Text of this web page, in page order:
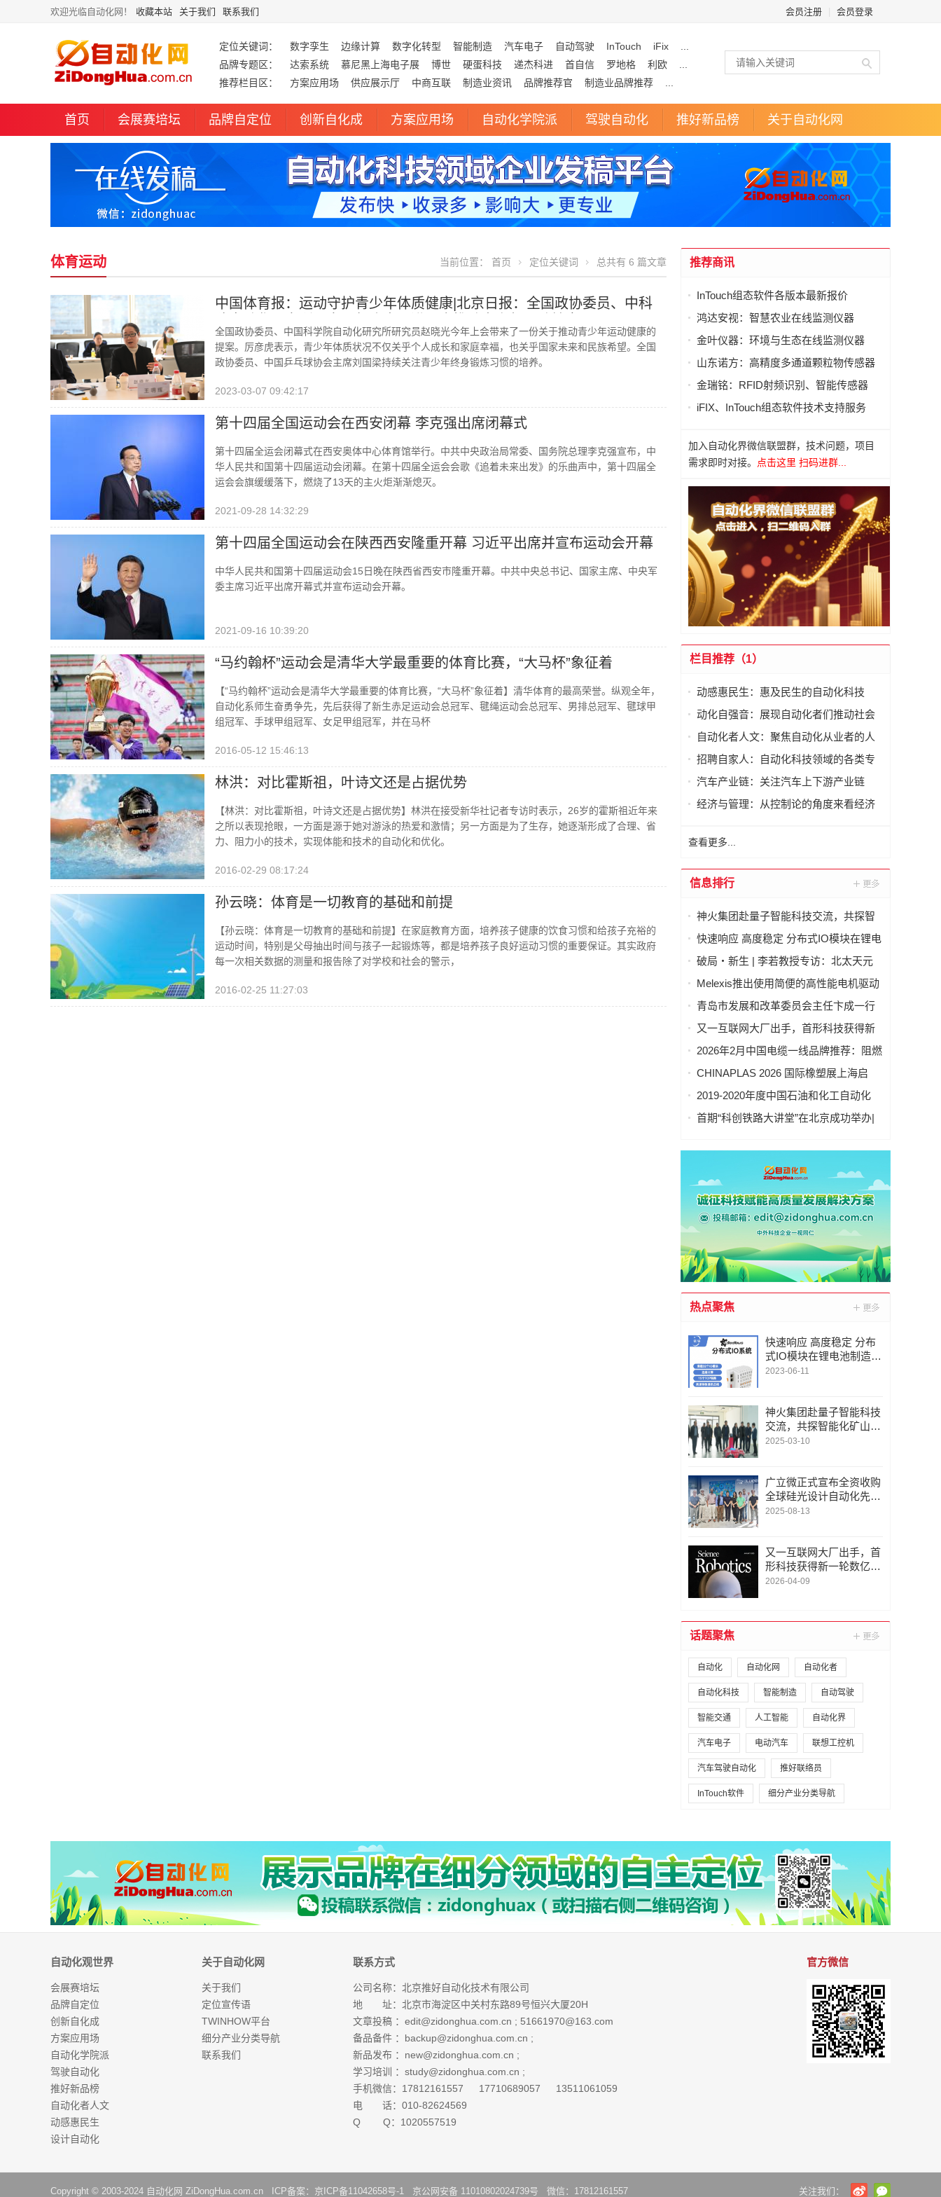
欢迎光临自动化网！ 收藏本站 关于我们 联系我们 会员注册 会员登录
定位关键词： 数字孪生 边缘计算 数字化转型 智能制造 汽车电子 自动驾驶 InTouch iFix
品牌专题区：
达索系统 慕尼黑上海电子展 博世 硬蛋科技 递杰科进 首自信 罗地格 利欧
推荐栏目区：
方案应用场 供应展示厅 中商互联 制造业资讯 品牌推荐官 制造业品牌推荐
首页 会展赛培坛 品牌自定位 创新自化成 方案应用场 自动化学院派 驾驶自动化 推好新品榜 关于自动化网
体育运动 当前位置： 首页 定位关键词 总共有 6 篇文章
中国体育报：运动守护青少年体质健康|北京日报：全国政协委员、中科
全国政协委员、中国科学院自动化研究所研究员赵晓光今年上会带来了一份关于推动青少年运动健康的
提案。厉彦虎表示，青少年体质状况不仅关乎个人成长和家庭幸福，也关乎国家未来和民族希望。全国
政协委员、中国乒乓球协会主席刘国梁持续关注青少年终身锻炼习惯的培养。
2023-03-07 09:42:17
第十四届全国运动会在西安闭幕 李克强出席闭幕式
第十四届全运会闭幕式在西安奥体中心体育馆举行。中共中央政治局常委、国务院总理李克强宣布，中
华人民共和国第十四届运动会闭幕。在第十四届全运会会歌《追着未来出发》的乐曲声中，第十四届全
运会会旗缓缓落下，燃烧了13天的主火炬渐渐熄灭。
2021-09-28 14:32:29
第十四届全国运动会在陕西西安隆重开幕 习近平出席并宣布运动会开幕
中华人民共和国第十四届运动会15日晚在陕西省西安市隆重开幕。中共中央总书记、国家主席、中央军
委主席习近平出席开幕式并宣布运动会开幕。
2021-09-16 10:39:20
“马约翰杯”运动会是清华大学最重要的体育比赛，“大马杯”象征着
【“马约翰杯”运动会是清华大学最重要的体育比赛，“大马杯”象征着】清华体育的最高荣誉。纵观全年，
自动化系师生奋勇争先，先后获得了新生赤足运动会总冠军、毽绳运动会总冠军、男排总冠军、毽球甲
组冠军、手球甲组冠军、女足甲组冠军，并在马杯
2016-05-12 15:46:13
林洪：对比霍斯祖，叶诗文还是占据优势
【林洪：对比霍斯祖，叶诗文还是占据优势】林洪在接受新华社记者专访时表示，26岁的霍斯祖近年来
之所以表现抢眼，一方面是源于她对游泳的热爱和激情；另一方面是为了生存，她逐渐形成了合理、省
力、阻力小的技术，实现体能和技术的自动化和优化。
2016-02-29 08:17:24
孙云晓：体育是一切教育的基础和前提
【孙云晓：体育是一切教育的基础和前提】在家庭教育方面，培养孩子健康的饮食习惯和给孩子充裕的
运动时间，特别是父母抽出时间与孩子一起锻炼等，都是培养孩子良好运动习惯的重要保证。其实政府
每一次相关数据的测量和报告除了对学校和社会的警示，
2016-02-25 11:27:03
推荐商讯
InTouch组态软件各版本最新报价
鸿达安视：智慧农业在线监测仪器
金叶仪器：环境与生态在线监测仪器
山东诺方：高精度多通道颗粒物传感器
金瑞铭：RFID射频识别、智能传感器
iFIX、InTouch组态软件技术支持服务
加入自动化界微信联盟群，技术问题，项目
需求即时对接。
点击这里 扫码进群...
栏目推荐（1）
动感惠民生：惠及民生的自动化科技
动化自强音：展现自动化者们推动社会
进步发出的响亮声音
自动化者人文：聚焦自动化从业者的人
文思考
招聘自家人：自动化科技领域的各类专
家及人才需求资讯
汽车产业链：关注汽车上下游产业链
经济与管理：从控制论的角度来看经济
查看更多...
信息排行
神火集团赴量子智能科技交流，共探智
能化矿山新未来
快速响应 高度稳定 分布式IO模块在锂电
池制造的优势揭秘 | 支持Modbus、
EtherCAT、Ethernet/IP、BACnet/IP等多
种协议
破局・新生 | 李若教授专访：北太天元
打破 30 年垄断，国产科学计算软件崛起
Melexis推出使用简便的高性能电机驱动
芯片，助力三相风扇实现快速、免代码
青岛市发展和改革委员会主任卞成一行
到国创中心调研指导
又一互联网大厂出手，首形科技获得新
一轮数亿元A1轮融资｜人脸机器人首次
2026年2月中国电缆一线品牌推荐：阻燃
防火电缆国内一线品牌推荐排名名单
CHINAPLAS 2026 国际橡塑展上海启
幕！5,000余家全球展商共塑智能绿色橡
2019-2020年度中国石油和化工自动化
行业科学技术奖拟授奖公示
首期“科创铁路大讲堂”在北京成功举办|
人工智能驱动新一代技术变革》主题讲
热点聚焦
快速响应 高度稳定 分布
式IO模块在锂电池制造的
优势揭秘 | 支持Modbu
rnet/IP、BACnet/IP等多
种协议
2023-06-11
神火集团赴量子智能科技
交流，共探智能化矿山新
未来
2025-03-10
广立微正式宣布全资收购
全球硅光设计自动化先锋
LUCEDA
2025-08-13
又一互联网大厂出手，首
形科技获得新一轮数亿元
A1轮融资｜人脸机器人首
2026-04-09
话题聚焦
自动化 自动化网 自动化者
自动化科技 智能制造 自动驾驶
智能交通 人工智能 自动化界
汽车电子 电动汽车 联想工控机
汽车驾驶自动化 推好联络员
InTouch软件 细分产业分类导航
自动化观世界
会展赛培坛
品牌自定位
创新自化成
方案应用场
自动化学院派
驾驶自动化
推好新品榜
自动化者人文
动感惠民生
设计自动化
关于自动化网
关于我们
定位宣传语
TWINHOW平台
细分产业分类导航
联系我们
联系方式
公司名称：北京推好自动化技术有限公司
地 址：北京市海淀区中关村东路89号恒兴大厦20H
文章投稿 ： edit@zidonghua.com.cn ; 51661970@163.com
备品备件 ： backup@zidonghua.com.cn ;
新品发布 ： new@zidonghua.com.cn ;
学习培训 ： study@zidonghua.com.cn ;
手机微信：17812161557 17710689057 13511061059
电 话：010-82624569
Q Q：1020557519
官方微信
Copyright © 2003-2024 自动化网 ZiDongHua.com.cn ICP备案： 京ICP备11042658号-1 京公网安备 11010802024739号 微信：17812161557 关注我们：